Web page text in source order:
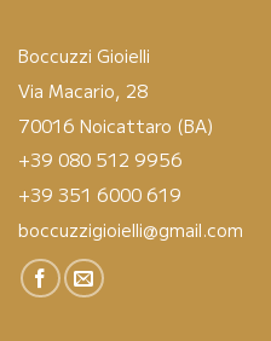
Boccuzzi Gioielli
Via Macario, 28
70016 Noicattaro (BA)
+39 080 512 9956
+39 351 6000 619
boccuzzigioielli@gmail.com